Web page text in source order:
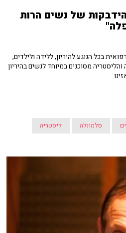
של נשים הרות
בכל הנוגע להיריון, ללידה ולילדים,
מסוכנים במיוחד לנשים בהיריון
סלמונלה ליסטריה